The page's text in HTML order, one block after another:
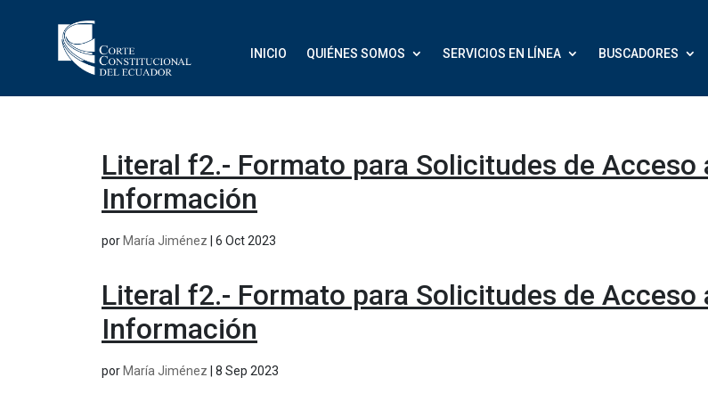
INICIO QUIÉNES SOMOS SERVICIOS EN LÍNEA BUSCADORES
Literal f2.- Formato para Solicitudes de Acceso
Información
por María Jiménez 6 Oct 2023
Literal f2.- Formato para Solicitudes de Acceso
Información
por María Jiménez 8 Sep 2023